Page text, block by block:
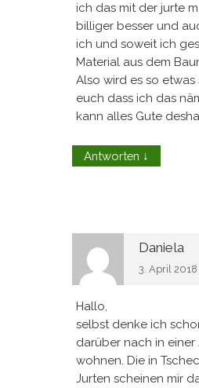
ich das mit der jurte
billiger besser und
ich und soweit ich
Material aus dem
Also wird es so
euch dass ich das
kann alles Gute
Antworten ↓
Daniela
3. April
Hallo,
selbst denke ich
darüber nach in
wohnen. Die in
Jurten scheinen mir